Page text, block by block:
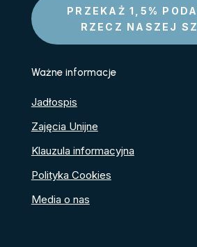
PRZEKAŻ 1,5%
RZECZ NASZEJ
Ważne informacje
Jadłospis
Zajęcia Unijne
Klauzula informacyjna
Polityka Cookies
Media o nas